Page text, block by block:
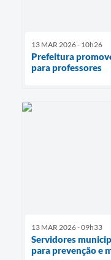
13 MAR 2026 - 10h26
Prefeitura
para professores
13 MAR 2026 - 09h33
Servidores
para prevenção e